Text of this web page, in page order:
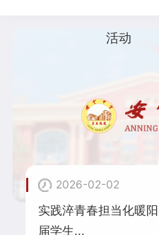
活动
2026-02-02
实践淬青春担当化暖
届学生...